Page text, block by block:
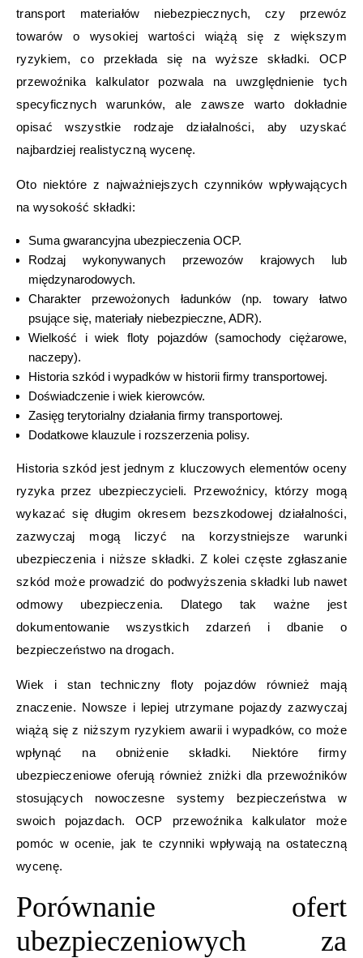
transport materiałów niebezpiecznych, czy przewóz
towarów o wysokiej wartości wiążą się z większym
ryzykiem, co przekłada się na wyższe składki. OCP
przewoźnika kalkulator pozwala na uwzględnienie tych
specyficznych warunków, ale zawsze warto dokładnie
opisać wszystkie rodzaje działalności, aby uzyskać
najbardziej realistyczną wycenę.
Oto niektóre z najważniejszych czynników wpływających
na wysokość składki:
Suma gwarancyjna ubezpieczenia OCP.
Rodzaj wykonywanych przewozów krajowych lub
międzynarodowych.
Charakter przewożonych ładunków (np. towary łatwo
psujące się, materiały niebezpieczne, ADR).
Wielkość i wiek floty pojazdów (samochody ciężarowe,
naczepy).
Historia szkód i wypadków w historii firmy transportowej.
Doświadczenie i wiek kierowców.
Zasięg terytorialny działania firmy transportowej.
Dodatkowe klauzule i rozszerzenia polisy.
Historia szkód jest jednym z kluczowych elementów oceny
ryzyka przez ubezpieczycieli. Przewoźnicy, którzy mogą
wykazać się długim okresem bezszkodowej działalności,
zazwyczaj mogą liczyć na korzystniejsze warunki
ubezpieczenia i niższe składki. Z kolei częste zgłaszanie
szkód może prowadzić do podwyższenia składki lub nawet
odmowy ubezpieczenia. Dlatego tak ważne jest
dokumentowanie wszystkich zdarzeń i dbanie o
bezpieczeństwo na drogach.
Wiek i stan techniczny floty pojazdów również mają
znaczenie. Nowsze i lepiej utrzymane pojazdy zazwyczaj
wiążą się z niższym ryzykiem awarii i wypadków, co może
wpłynąć na obniżenie składki. Niektóre firmy
ubezpieczeniowe oferują również zniżki dla przewoźników
stosujących nowoczesne systemy bezpieczeństwa w
swoich pojazdach. OCP przewoźnika kalkulator może
pomóc w ocenie, jak te czynniki wpływają na ostateczną
wycenę.
Porównanie ofert
ubezpieczeniowych za